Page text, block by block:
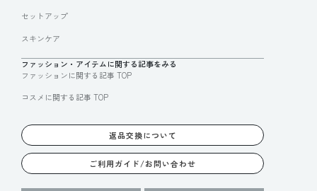
セットアップ
スキンケア
ファッション・アイテムに関する記事をみる
ファッションに関する記事 TOP
コスメに関する記事 TOP
返品交換について
ご利用ガイド/お問い合わせ